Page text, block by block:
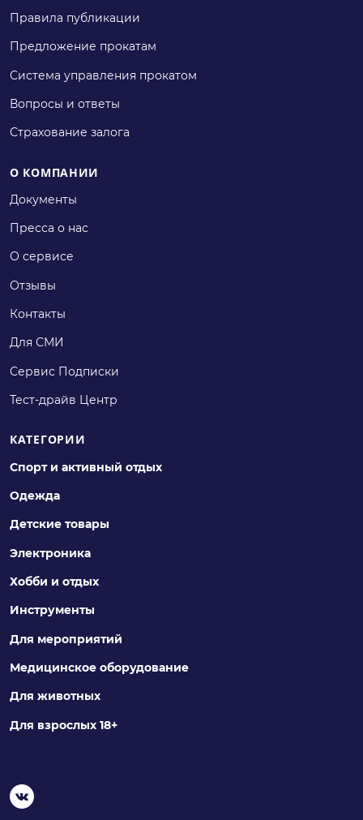
Правила публикации
Предложение прокатам
Система управления прокатом
Вопросы и ответы
Страхование залога
О КОМПАНИИ
Документы
Пресса о нас
О сервисе
Отзывы
Контакты
Для СМИ
Сервис Подписки
Тест-драйв Центр
КАТЕГОРИИ
Спорт и активный отдых
Одежда
Детские товары
Электроника
Хобби и отдых
Инструменты
Для мероприятий
Медицинское оборудование
Для животных
Для взрослых 18+